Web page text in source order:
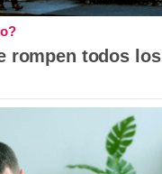
rompen todos los